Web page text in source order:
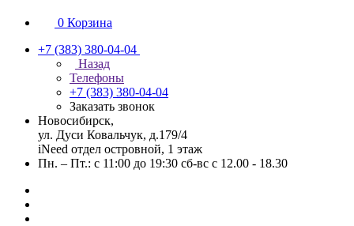
0 Корзина
+7 (383) 380-04-04
Назад
Телефоны
+7 (383) 380-04-04
Заказать звонок
Новосибирск,
ул. Дуси Ковальчук, д.179/4
iNeed отдел островной, 1 этаж
Пн. – Пт.: с 11:00 до 19:30 сб-вс с 12.00 - 18.30